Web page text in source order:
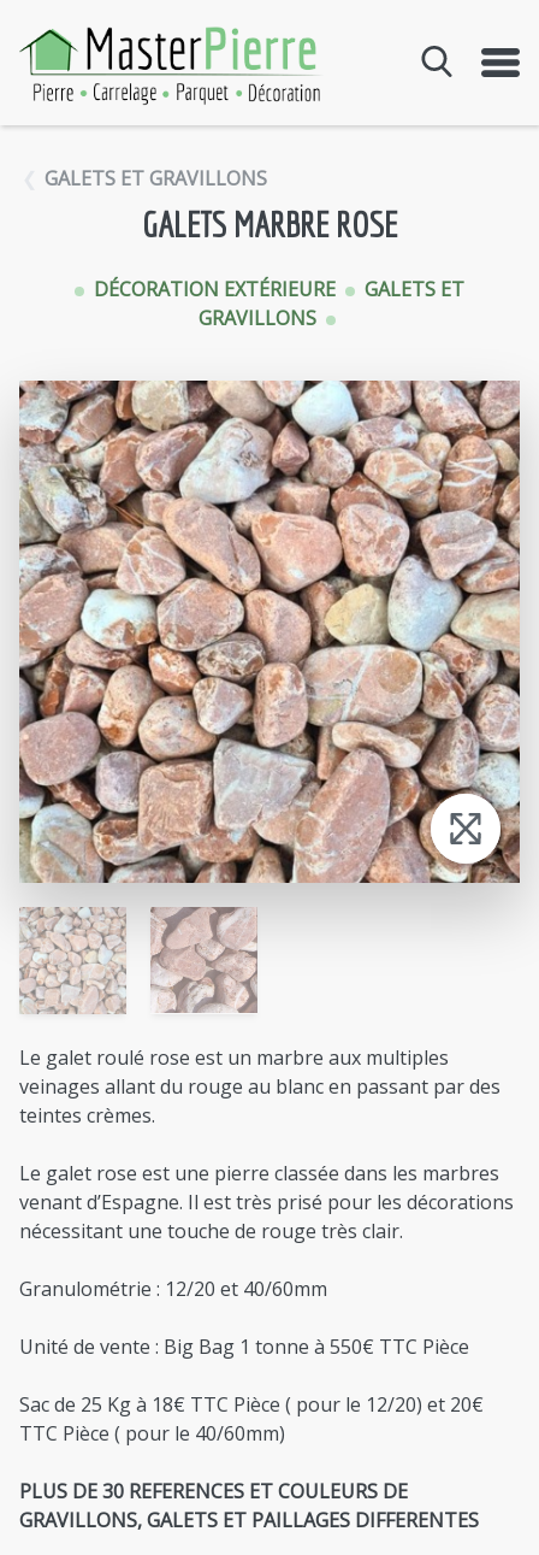
GALETS ET GRAVILLONS
GALETS MARBRE ROSE
DÉCORATION EXTÉRIEURE
GALETS ET
GRAVILLONS
Le galet roulé rose est un marbre aux multiples
veinages allant du rouge au blanc en passant par des
teintes crèmes.
Le galet rose est une pierre classée dans les marbres
venant d’Espagne. Il est très prisé pour les décorations
nécessitant une touche de rouge très clair.
Granulométrie : 12/20 et 40/60mm
Unité de vente : Big Bag 1 tonne à 550€ TTC Pièce
Sac de 25 Kg à 18€ TTC Pièce ( pour le 12/20) et 20€
TTC Pièce ( pour le 40/60mm)
PLUS DE 30 REFERENCES ET COULEURS DE
GRAVILLONS, GALETS ET PAILLAGES DIFFERENTES